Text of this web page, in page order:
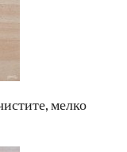
мелко